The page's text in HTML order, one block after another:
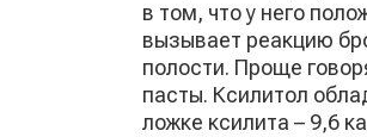
в том, что у него
вызывает реакцию
полости. Проще
пасты. Ксилитол
ложке ксилита – 9,6